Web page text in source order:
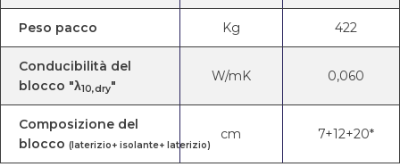
Peso pacco Kg 422
Conducibilità del
blocco "λ10,dry"
W/mK 0,060
Composizione del
blocco (laterizio+ isolante+ laterizio)
cm 7+12+20*